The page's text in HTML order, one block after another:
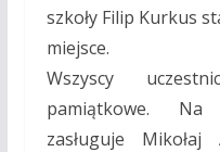
szkoły Filip Kurkus
miejsce.
Wszyscy
pamiątkowe. Na
zasługuje